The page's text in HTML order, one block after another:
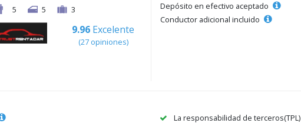
5
5 3
9.96 Excelente
(27 opiniones)
Depósito en efectivo aceptado
Conductor adicional incluido
La responsabilidad de terceros(TPL)